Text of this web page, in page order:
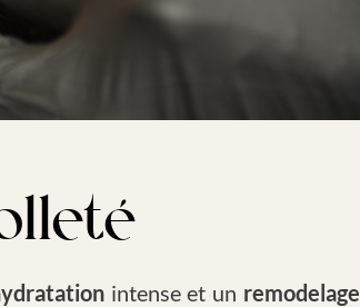
intense et un remodelage